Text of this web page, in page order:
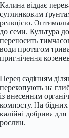
Калина віддає
суглинковим
реакцією.
до семи. Культура
переносить
води протягом
пригнічення
Перед садінням
перекопують на
із внесенням
компосту. На
калійні добрива
рослин.